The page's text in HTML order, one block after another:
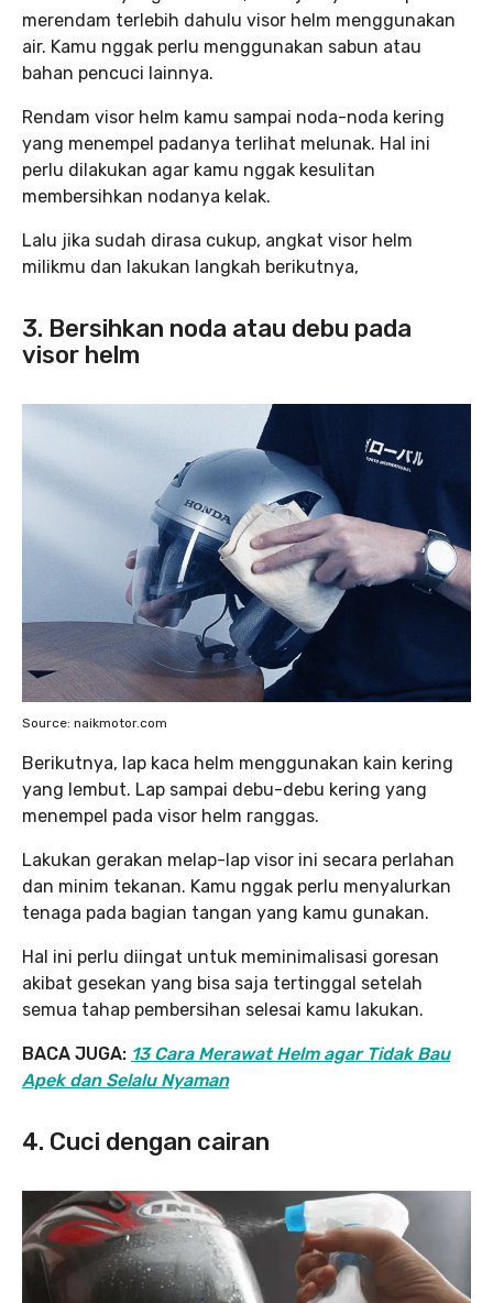
merendam terlebih dahulu visor helm menggunakan
air. Kamu nggak perlu menggunakan sabun atau
bahan pencuci lainnya.
Rendam visor helm kamu sampai noda-noda kering
yang menempel padanya terlihat melunak. Hal ini
perlu dilakukan agar kamu nggak kesulitan
membersihkan nodanya kelak.
Lalu jika sudah dirasa cukup, angkat visor helm
milikmu dan lakukan langkah berikutnya,
3. Bersihkan noda atau debu pada
visor helm
Source: naikmotor.com
Berikutnya, lap kaca helm menggunakan kain kering
yang lembut. Lap sampai debu-debu kering yang
menempel pada visor helm ranggas.
Lakukan gerakan melap-lap visor ini secara perlahan
dan minim tekanan. Kamu nggak perlu menyalurkan
tenaga pada bagian tangan yang kamu gunakan.
Hal ini perlu diingat untuk meminimalisasi goresan
akibat gesekan yang bisa saja tertinggal setelah
semua tahap pembersihan selesai kamu lakukan.
BACA JUGA: 13 Cara Merawat Helm agar Tidak Bau
Apek dan Selalu Nyaman
4. Cuci dengan cairan